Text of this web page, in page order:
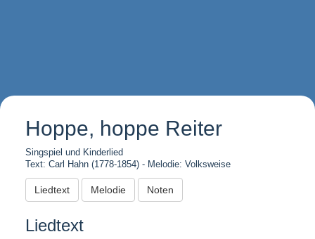
Hoppe, hoppe Reiter
Singspiel und Kinderlied
Text: Carl Hahn (1778-1854) - Melodie: Volksweise
Liedtext Melodie Noten
Liedtext